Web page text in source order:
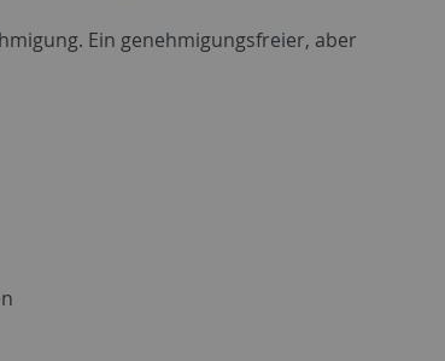
Ein genehmigungsfreier, aber